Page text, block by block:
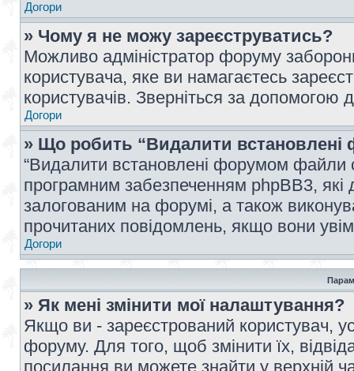
Догори
» Чому я не можу зареєструватись?
Можливо адміністратор форуму
користувача, яке ви намагаєтесь
користувачів. Зверніться за допомогою
Догори
» Що робить “Видалити
“Видалити встановлені форумом файли
програмним забезпеченням phpBB3,
залогованим на форумі, а також
прочитаних повідомлень, якщо вони
Догори
» Як мені змінити мої налаштування?
Якщо ви - зареєстрований користувач,
форуму. Для того, щоб змінити їх,
посилання ви можете знайти у верхній